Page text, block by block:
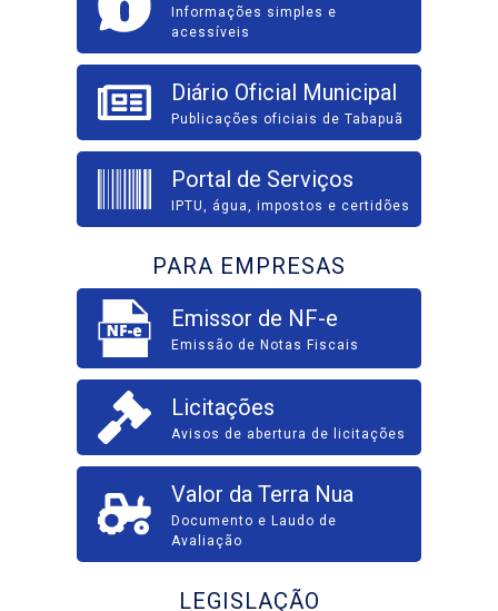
Informações simples e
acessíveis
Diário Oficial Municipal
Publicações oficiais de Tabapuã
Portal de Serviços
IPTU, água, impostos e certidões
PARA EMPRESAS
Emissor de NF-e
Emissão de Notas Fiscais
Licitações
Avisos de abertura de licitações
Valor da Terra Nua
Documento e Laudo de
Avaliação
LEGISLAÇÃO